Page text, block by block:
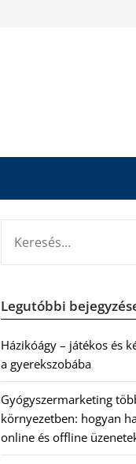
Legutóbbi
Házikóágy – játékos és
a gyerekszobába
Gyógyszermarketing
környezetben: hogyan
online és offline